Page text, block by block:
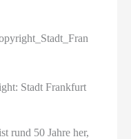
Stadt Frankfurt
rund 50 Jahre her,